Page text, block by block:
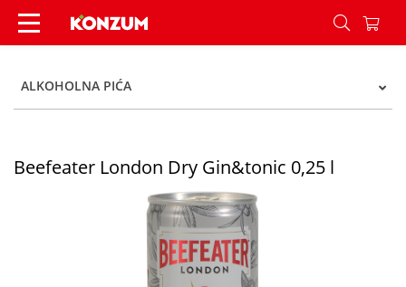
Beefeater London Dry Gin&tonic 0,25 l - Konzum
ALKOHOLNA PIĆA
Beefeater London Dry Gin&tonic 0,25 l